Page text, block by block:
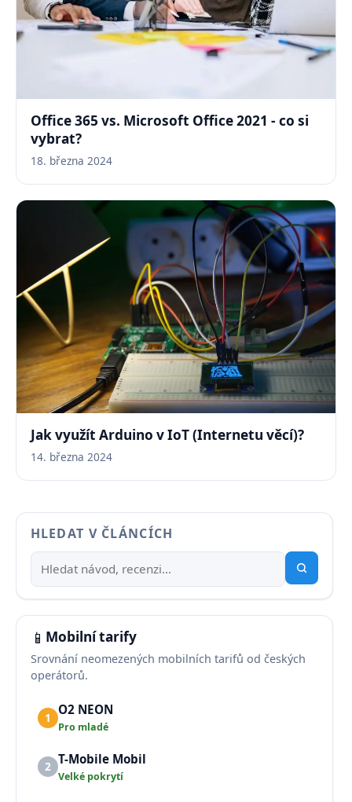
Office 365 vs. Microsoft Office 2021 - co si
vybrat?
18. března 2024
Jak využít Arduino v IoT (Internetu věcí)?
14. března 2024
HLEDAT V ČLÁNCÍCH
📱 Mobilní tarify
Srovnání neomezených mobilních tarifů od českých
operátorů.
1 O2 NEON
Pro mladé
2 T-Mobile Mobil
Velké pokrytí